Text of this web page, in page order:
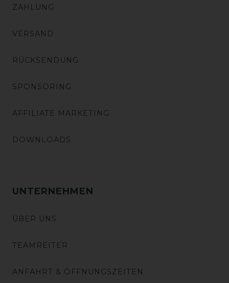
ZAHLUNG
VERSAND
RÜCKSENDUNG
SPONSORING
AFFILIATE MARKETING
DOWNLOADS
UNTERNEHMEN
ÜBER UNS
TEAMREITER
ANFAHRT & ÖFFNUNGSZEITEN